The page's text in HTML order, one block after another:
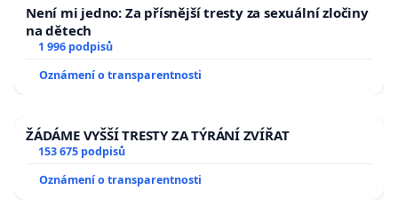
Není mi jedno: Za přísnější tresty za sexuální zločiny
na dětech
1 996 podpisů
Oznámení o transparentnosti
ŽÁDÁME VYŠŠÍ TRESTY ZA TÝRÁNÍ ZVÍŘAT
153 675 podpisů
Oznámení o transparentnosti